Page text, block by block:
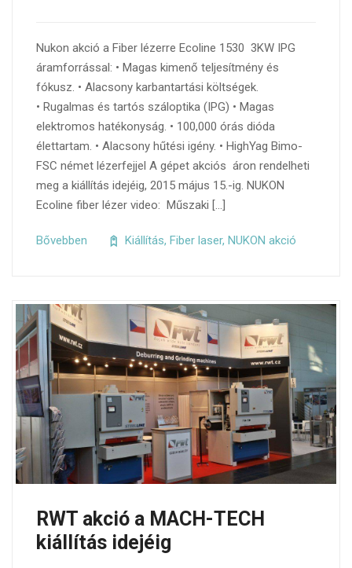
Nukon akció a Fiber lézerre Ecoline 1530 3KW IPG
áramforrással: • Magas kimenő teljesítmény és
fókusz. • Alacsony karbantartási költségek.
• Rugalmas és tartós száloptika (IPG) • Magas
elektromos hatékonyság. • 100,000 órás dióda
élettartam. • Alacsony hűtési igény. • HighYag Bimo-
FSC német lézerfejjel A gépet akciós áron rendelheti
meg a kiállítás idejéig, 2015 május 15.-ig. NUKON
Ecoline fiber lézer video: Műszaki […]
Bővebben Kiállítás, Fiber laser, NUKON akció
RWT akció a MACH-TECH
kiállítás idejéig